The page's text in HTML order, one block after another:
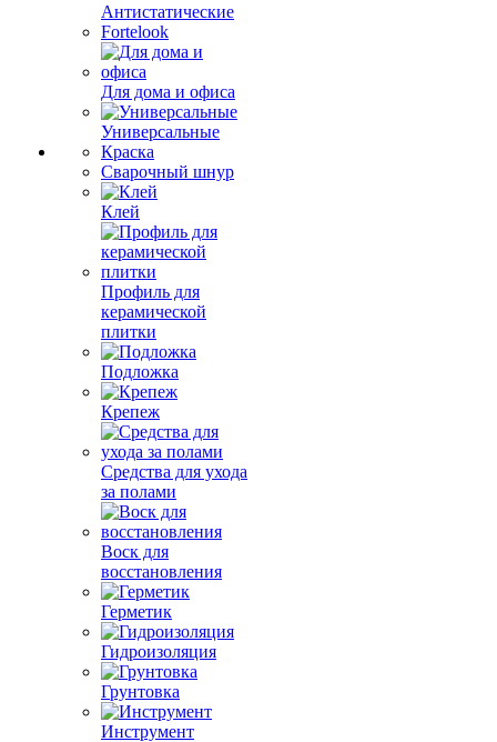
Антистатические
Fortelook
Для дома и офиса
Универсальные
Краска
Сварочный шнур
Клей
Профиль для
керамической
плитки
Подложка
Крепеж
Средства для ухода
за полами
Воск для
восстановления
Герметик
Гидроизоляция
Грунтовка
Инструмент